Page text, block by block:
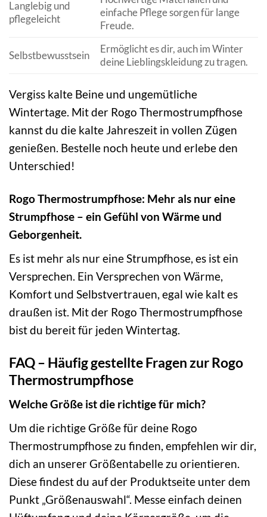
Langlebig und
pflegeleicht
einfache Pflege sorgen für lange
Freude.
Selbstbewusstsein
Ermöglicht es dir, auch im Winter
deine Lieblingskleidung zu tragen.
Vergiss kalte Beine und ungemütliche
Wintertage. Mit der Rogo Thermostrumpfhose
kannst du die kalte Jahreszeit in vollen Zügen
genießen. Bestelle noch heute und erlebe den
Unterschied!
Rogo Thermostrumpfhose: Mehr als nur eine
Strumpfhose – ein Gefühl von Wärme und
Geborgenheit.
Es ist mehr als nur eine Strumpfhose, es ist ein
Versprechen. Ein Versprechen von Wärme,
Komfort und Selbstvertrauen, egal wie kalt es
draußen ist. Mit der Rogo Thermostrumpfhose
bist du bereit für jeden Wintertag.
FAQ – Häufig gestellte Fragen zur Rogo
Thermostrumpfhose
Welche Größe ist die richtige für mich?
Um die richtige Größe für deine Rogo
Thermostrumpfhose zu finden, empfehlen wir dir,
dich an unserer Größentabelle zu orientieren.
Diese findest du auf der Produktseite unter dem
Punkt „Größenauswahl“. Messe einfach deinen